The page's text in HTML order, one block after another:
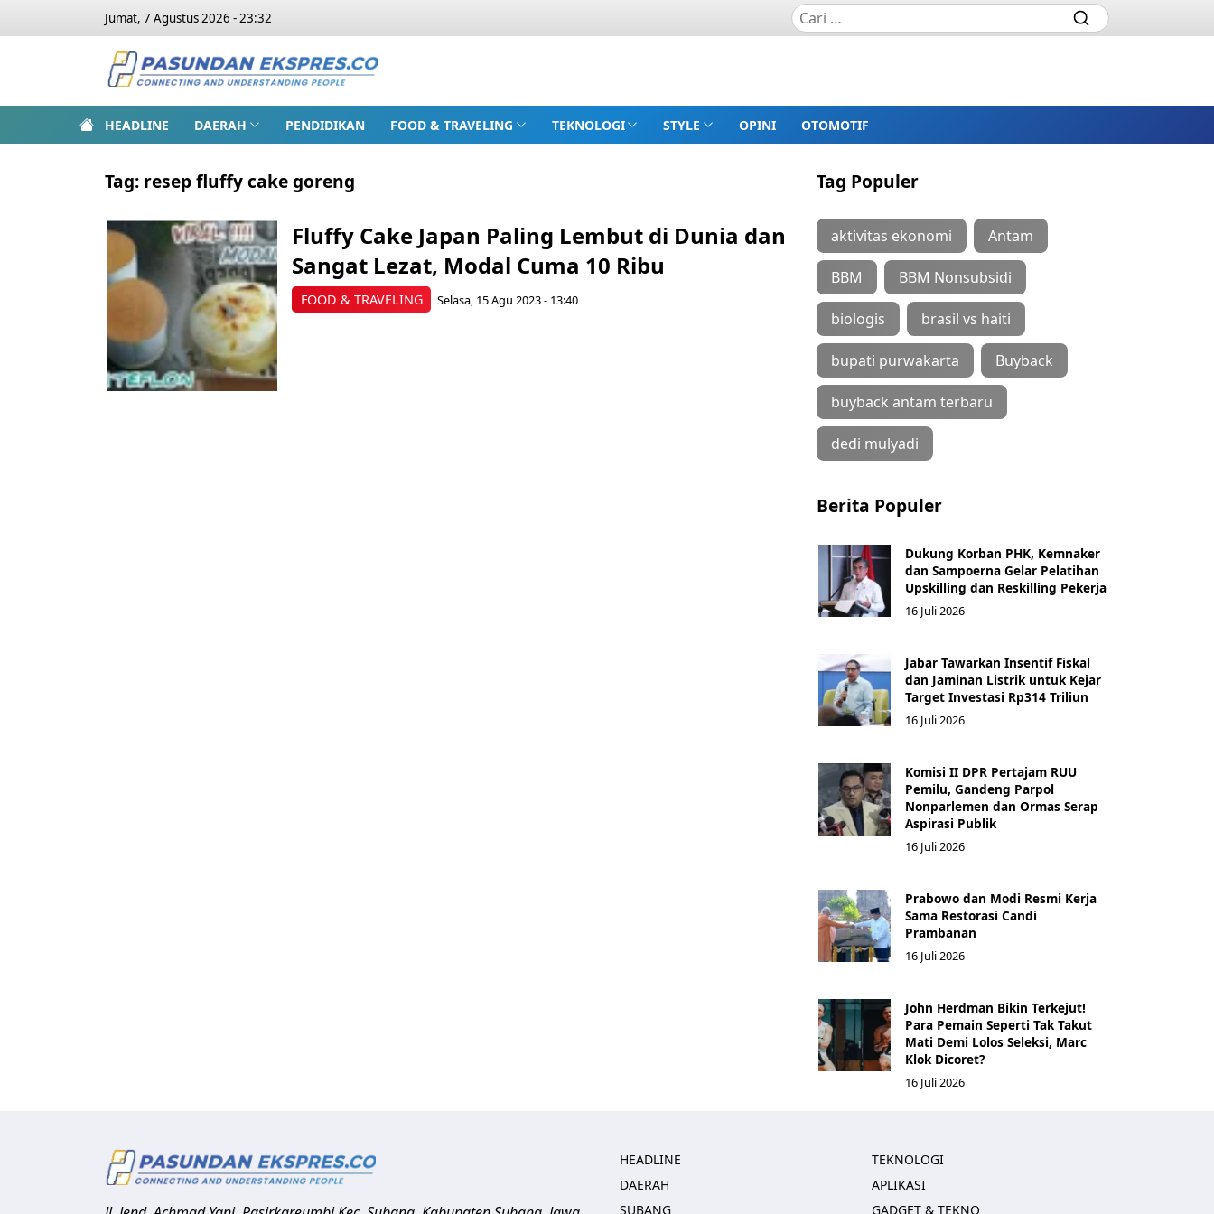
Jumat, 7 Agustus 2026 - 23:32
HEADLINE DAERAH PENDIDIKAN FOOD & TRAVELING TEKNOLOGI STYLE OPINI OTOMOTIF
Tag: resep fluffy cake goreng
FOOD & TRAVELING
Fluffy Cake Japan Paling Lembut di Dunia dan
Sangat Lezat, Modal Cuma 10 Ribu
Selasa, 15 Agu 2023 - 13:40
Tag Populer
aktivitas ekonomi Antam
BBM BBM Nonsubsidi
biologis brasil vs haiti
bupati purwakarta Buyback
buyback antam terbaru
dedi mulyadi
Berita Populer
Dukung Korban PHK, Kemnaker
dan Sampoerna Gelar Pelatihan
Upskilling dan Reskilling Pekerja
16 Juli 2026
Jabar Tawarkan Insentif Fiskal
dan Jaminan Listrik untuk Kejar
Target Investasi Rp314 Triliun
16 Juli 2026
Komisi II DPR Pertajam RUU
Pemilu, Gandeng Parpol
Nonparlemen dan Ormas Serap
Aspirasi Publik
16 Juli 2026
Prabowo dan Modi Resmi Kerja
Sama Restorasi Candi
Prambanan
16 Juli 2026
John Herdman Bikin Terkejut!
Para Pemain Seperti Tak Takut
Mati Demi Lolos Seleksi, Marc
Klok Dicoret?
16 Juli 2026
HEADLINE
DAERAH
SUBANG
TEKNOLOGI
APLIKASI
GADGET & TEKNO